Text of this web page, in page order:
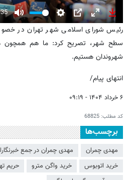
Mute Settings
PIP Enter
fullscreen
رئیس شورای اسلامی شهر تهران در
سطح شهر، تصریح کرد: ما هم همچون
شهروندان هستیم.
انتهای پیام/
۶ خرداد ۱۴۰۴ - ۰۹:۱۹
کد مطلب: 68825
برچسب‌ها
مهدی چمران مهدی چمران در جمع
خرید اتوبوس
خرید واگن مترو حریم